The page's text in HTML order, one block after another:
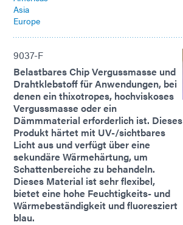
Asia
Europe
9037-F
Belastbares Chip Vergussmasse und
Drahtklebstoff für Anwendungen, bei
denen ein thixotropes, hochviskoses
Vergussmasse oder ein
Dämmmaterial erforderlich ist. Dieses
Produkt härtet mit UV-/sichtbares
Licht aus und verfügt über eine
sekundäre Wärmehärtung, um
Schattenbereiche zu behandeln.
Dieses Material ist sehr flexibel,
bietet eine hohe Feuchtigkeits- und
Wärmebeständigkeit und fluoresziert
blau.